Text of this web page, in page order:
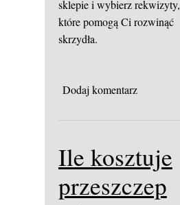
sklepie i wybierz rekwizyty,
które pomogą Ci rozwinąć
skrzydła.
Dodaj komentarz
Ile kosztuje
przeszczep